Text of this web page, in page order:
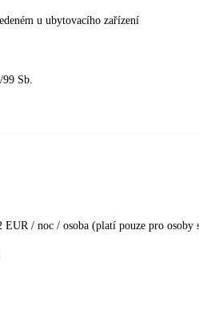
u ubytovacího zařízení
Sb.
/ noc / osoba (platí pouze pro osoby